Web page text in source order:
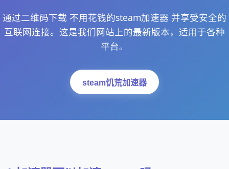
通过二维码下载 不用花钱的steam加速器 并享受安全的
互联网连接。这是我们网站上的最新版本，适用于各种
平台。
steam饥荒加速器